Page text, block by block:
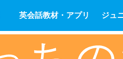
英会話教材・アプリ ジュ